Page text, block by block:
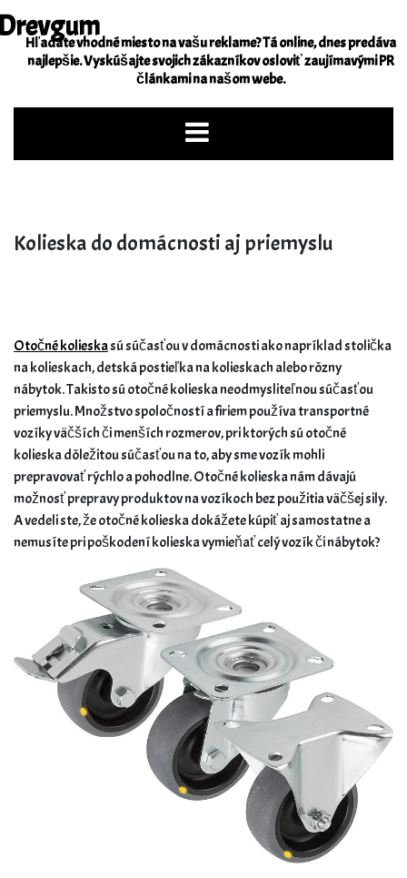
Skip
to
content
Hľadáte vhodné miesto na vašu reklame? Tá online, dnes predáva
najlepšie. Vyskúšajte svojich zákazníkov osloviť zaujímavými PR
článkami na našom webe.
Kolieska do domácnosti aj priemyslu
Otočné kolieskasú súčasťou v domácnosti ako napríklad stolička
na kolieskach, detská postieľka na kolieskach alebo rôzny
nábytok. Takisto sú otočné kolieska neodmysliteľnou súčasťou
priemyslu. Množstvo spoločností a firiem používa transportné
vozíky väčších či menších rozmerov, pri ktorých sú otočné
kolieska dôležitou súčasťou na to, aby sme vozík mohli
prepravovať rýchlo a pohodlne. Otočné kolieska nám dávajú
možnosť prepravy produktov na vozíkoch bez použitia väčšej sily.
A vedeli ste, že otočné kolieska dokážete kúpiť aj samostatne a
nemusíte pri poškodení kolieska vymieňať celý vozík či nábytok?